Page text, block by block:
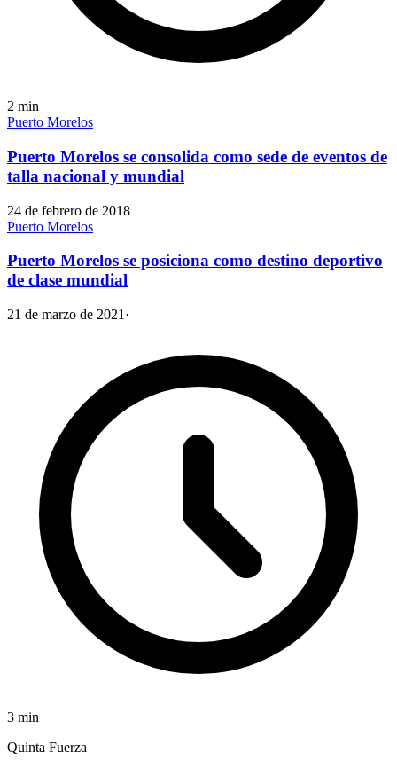
2 min
Puerto Morelos
Puerto Morelos se consolida como sede de eventos de
talla nacional y mundial
24 de febrero de 2018
Puerto Morelos
Puerto Morelos se posiciona como destino deportivo
de clase mundial
21 de marzo de 2021 ·
3 min
Quinta Fuerza